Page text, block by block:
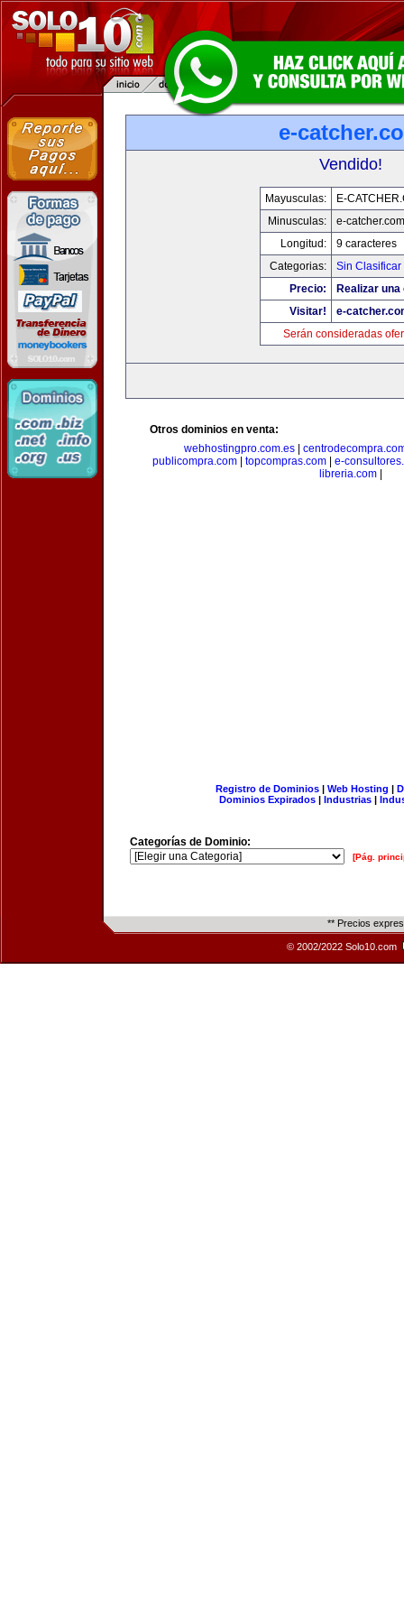
e-
Vendido!
Mayusculas:
E-
Minusculas:
e-catcher.com
Longitud:
9 caracteres
Categorias:
Sin Clasificar
Precio:
Realizar
Visitar!
e-
Serán consideradas
Otros dominios en venta:
webhostingpro.com.es|
publicompra.com| topcompras.com| e-
libreria.com
Registro de Dominios| Web Hosting |
Dominios Expirados | Industrias |
Categorías de Dominio:
[Pág.
** Precios
© 2002/2022 Solo10.com